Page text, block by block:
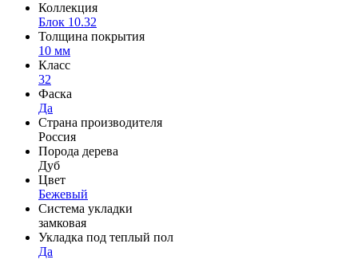
Коллекция
Блок 10.32
Толщина покрытия
10 мм
Класс
32
Фаска
Да
Страна производителя
Россия
Порода дерева
Дуб
Цвет
Бежевый
Система укладки
замковая
Укладка под теплый пол
Да